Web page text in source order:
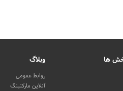
ها وبلاگ
روابط عمومی
آنلاین مارکتینگ